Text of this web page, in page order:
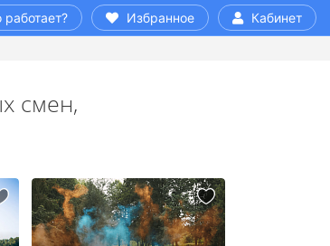
работает? Избранное Кабинет
смен,